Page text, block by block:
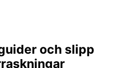
och slipp